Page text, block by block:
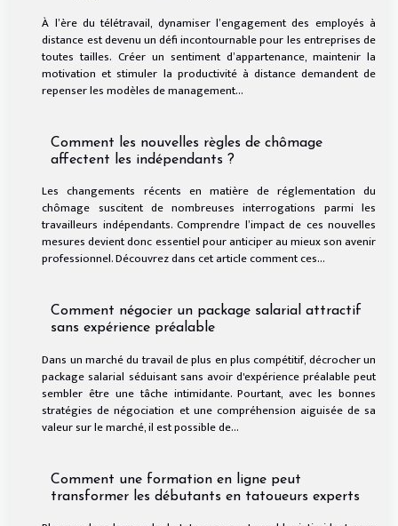
À l’ère du télétravail, dynamiser l’engagement des employés à
distance est devenu un défi incontournable pour les entreprises de
toutes tailles. Créer un sentiment d’appartenance, maintenir la
motivation et stimuler la productivité à distance demandent de
repenser les modèles de management...
Comment les nouvelles règles de chômage
affectent les indépendants ?
Les changements récents en matière de réglementation du
chômage suscitent de nombreuses interrogations parmi les
travailleurs indépendants. Comprendre l’impact de ces nouvelles
mesures devient donc essentiel pour anticiper au mieux son avenir
professionnel. Découvrez dans cet article comment ces...
Comment négocier un package salarial attractif
sans expérience préalable
Dans un marché du travail de plus en plus compétitif, décrocher un
package salarial séduisant sans avoir d'expérience préalable peut
sembler être une tâche intimidante. Pourtant, avec les bonnes
stratégies de négociation et une compréhension aiguisée de sa
valeur sur le marché, il est possible de...
Comment une formation en ligne peut
transformer les débutants en tatoueurs experts